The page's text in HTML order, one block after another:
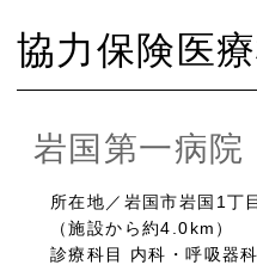
協力保険医
岩国第一病院
所在地／岩国市岩国1
（施設から約4.0km）
診療科目 内科・呼吸器